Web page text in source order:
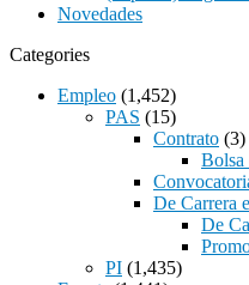
Novedades
Categories
Empleo (1,452)
PAS (15)
Contrato (3)
Bolsa
De Carrera
De
PI (1,435)